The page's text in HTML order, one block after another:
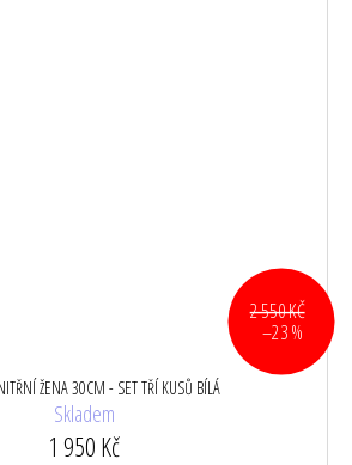
2 550 KČ
–23 %
ŽENA 30CM - SET TŘÍ KUSŮ BÍLÁ
Skladem
1 950 Kč